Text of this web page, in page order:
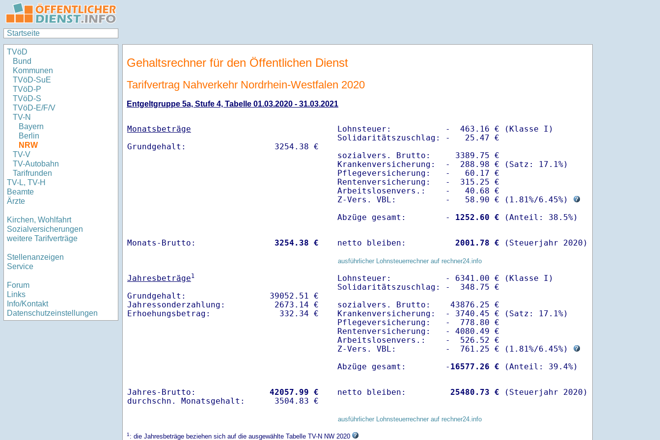
Startseite
TVöD
Bund
Kommunen
TVöD-SuE
TVöD-P
TVöD-S
TVöD-E/F/V
TV-N
Bayern
Berlin
NRW
TV-V
TV-Autobahn
Tarifrunden
TV-L, TV-H
Beamte
Ärzte
Kirchen, Wohlfahrt
Sozialversicherungen
weitere Tarifverträge
Stellenanzeigen
Service
Forum
Links
Info/Kontakt
Datenschutzeinstellungen
Gehaltsrechner für den Öffentlichen Dienst
Tarifvertrag Nahverkehr Nordrhein-Westfalen 2020
Entgeltgruppe 5a, Stufe 4, Tabelle 01.03.2020 - 31.03.2021
Monatsbeträge
Lohnsteuer:           -  463.16 € (Klasse I)
Solidaritätszuschlag: -   25.47 €
sozialvers. Brutto:     3389.75 €
Krankenversicherung:  -  288.98 € (Satz: 17.1%)
Pflegeversicherung:   -   60.17 €
Rentenversicherung:   -  315.25 €
Arbeitslosenvers.:    -   40.68 €
Z-Vers. VBL:          -   58.90 € ( 1.81%/6.45%)
Abzüge gesamt:        -
1252.60 €
Monats-Brutto: 3254.38 € netto bleiben: 2001.78 € (Steuerjahr 2020)
ausführlicher Lohnsteuerrechner auf rechner24.info
Jahresbeträge1
Grundgehalt:                 39052.51 €
Jahressonderzahlung:          2673.14 €
Lohnsteuer:           - 6341.00 € (Klasse I)
Solidaritätszuschlag: -  348.75 €
sozialvers. Brutto:    43876.25 €
Krankenversicherung:  - 3740.45 € (Satz: 17.1%)
Pflegeversicherung:   -  778.80 €
Rentenversicherung:   - 4080.49 €
Arbeitslosenvers.:    -  526.52 €
Z-Vers. VBL:          -  761.25 € ( 1.81%/6.45%)
Abzüge gesamt:        - 16577.26 €
Jahres-Brutto: 42057.99 €
netto bleiben: 25480.73 € (Steuerjahr 2020)
ausführlicher Lohnsteuerrechner auf rechner24.info
1: die Jahresbeträge beziehen sich auf die ausgewählte Tabelle TV-N NW 2020